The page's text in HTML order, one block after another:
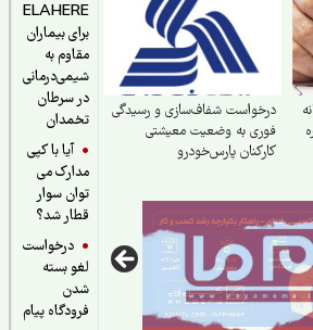
ELAHERE
برای بیماران
مقاوم به
شیمی‌درمانی
در سرطان
تخمدان
آیا با کپی
مدارک می
توان سوار
قطار شد؟
درخواست
لغو بسته
فرودگاه پیام
درخواست شفاف‌سازی و رسیدگی
فوری به وضعیت معیشتی
کارکنان پارس‌خودرو